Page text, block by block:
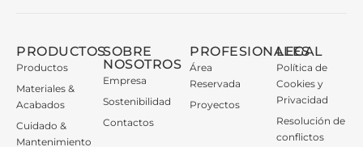
PRODUCTOS
Productos
Materiales &
Acabados
Cuidado &
Mantenimiento
SOBRE
NOSOTROS
Empresa
Sostenibilidad
Contactos
PROFESIONALES
Área
Reservada
Proyectos
LEGAL
Política de
Cookies y
Privacidad
Resolución de
conflictos